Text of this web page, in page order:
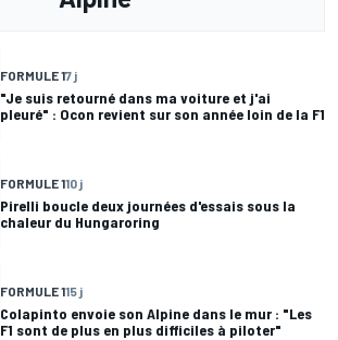
FORMULE 17 j
"Je suis retourné dans ma voiture et j'ai
pleuré" : Ocon revient sur son année loin de la F1
FORMULE 110 j
Pirelli boucle deux journées d'essais sous la
chaleur du Hungaroring
FORMULE 115 j
Colapinto envoie son Alpine dans le mur : "Les
F1 sont de plus en plus difficiles à piloter"